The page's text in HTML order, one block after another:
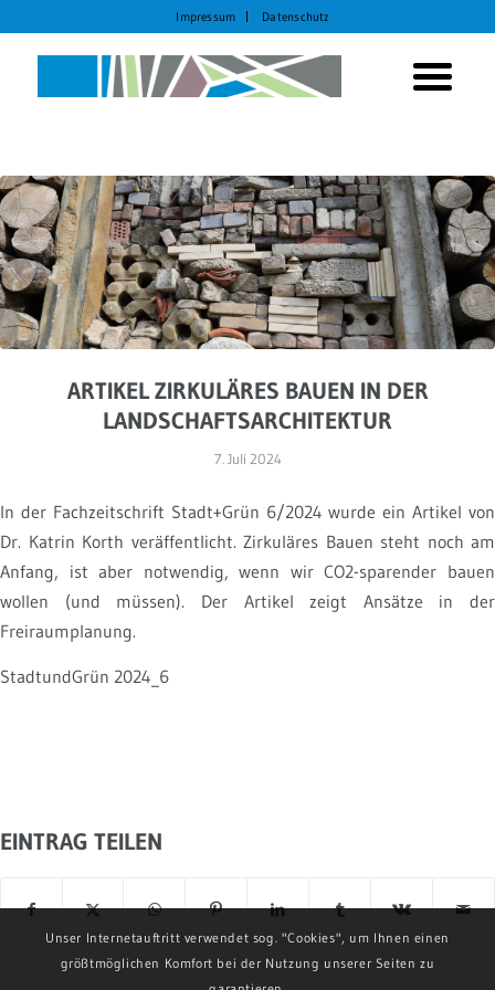
Impressum Datenschutz
ARTIKEL ZIRKULÄRES BAUEN IN DER
LANDSCHAFTSARCHITEKTUR
7. Juli 2024
In der Fachzeitschrift Stadt+Grün 6/2024 wurde ein Artikel von
Dr. Katrin Korth veräffentlicht. Zirkuläres Bauen steht noch am
Anfang, ist aber notwendig, wenn wir CO2-sparender bauen
wollen (und müssen). Der Artikel zeigt Ansätze in der
Freiraumplanung.
StadtundGrün 2024_6
EINTRAG TEILEN
Unser Internetauftritt verwendet sog. "Cookies", um Ihnen einen
größtmöglichen Komfort bei der Nutzung unserer Seiten zu